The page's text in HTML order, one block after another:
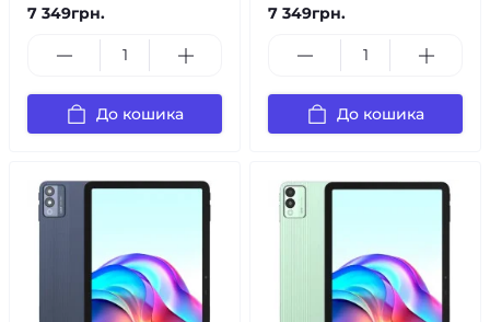
7 349грн.
До кошика
7 349грн.
До кошика